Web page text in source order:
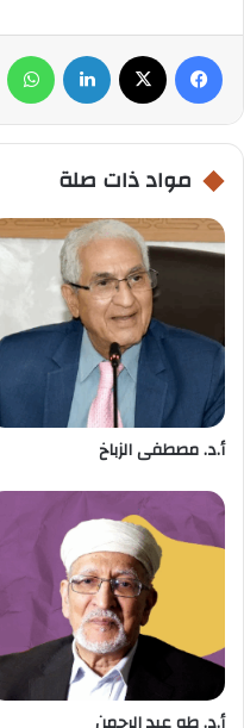
فيسبوك لينكدإن
مواد ذات صلة
أ.د. مصطفى الزباخ